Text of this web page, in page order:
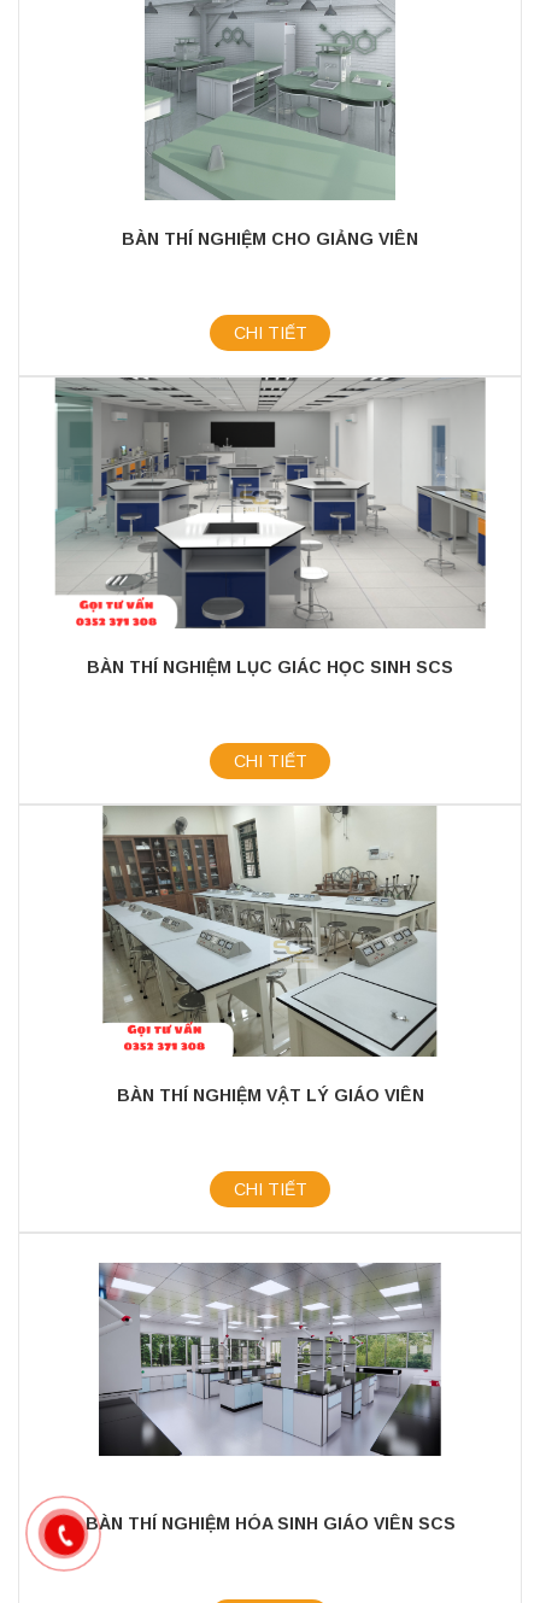
BÀN THÍ NGHIỆM CHO GIẢNG VIÊN
CHI TIẾT
BÀN THÍ NGHIỆM LỤC GIÁC HỌC SINH SCS
CHI TIẾT
BÀN THÍ NGHIỆM VẬT LÝ GIÁO VIÊN
CHI TIẾT
BÀN THÍ NGHIỆM HÓA SINH GIÁO VIÊN SCS